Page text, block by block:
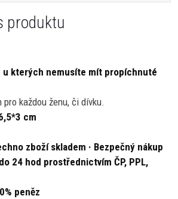
produktu
u kterých nemusíte mít propíchnuté
každou ženu, či dívku.
cm
zboží skladem · Bezpečný nákup
24 hod prostřednictvím ČP, PPL,
peněz